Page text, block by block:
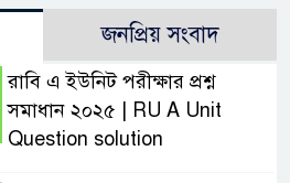
জনপ্রিয় সংবাদ
রাবি এ ইউনিট পরীক্ষার প্রশ্ন
সমাধান ২০২৫ | RU A Unit
Question solution